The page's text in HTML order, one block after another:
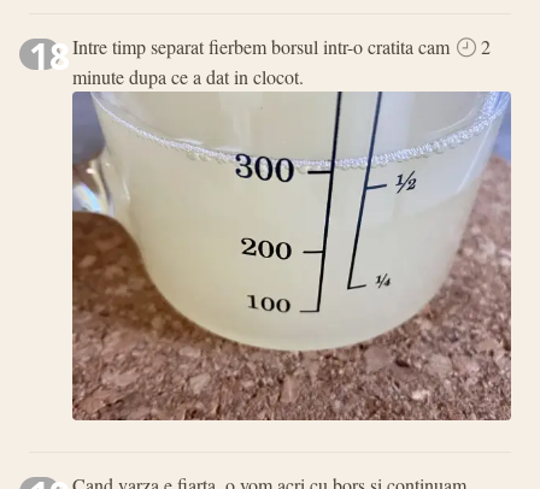
18Intre timp separat fierbem borsul intr-o cratita cam
2
minute dupa ce a dat in clocot.